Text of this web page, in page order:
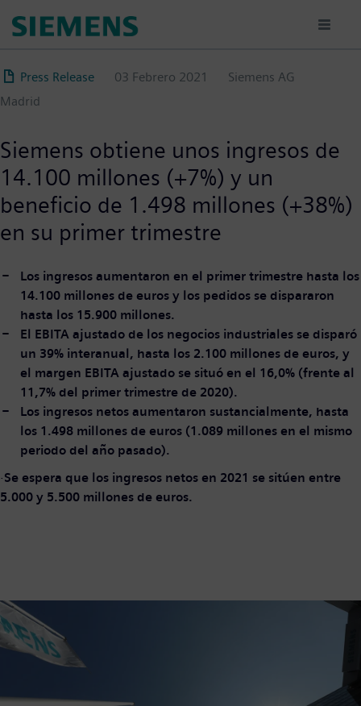
principal
Press Release 03 Febrero 2021
Siemens AG
Madrid
Siemens obtiene unos ingresos de
14.100 millones (+7%) y un
beneficio de 1.498 millones (+38%)
en su primer trimestre
Los ingresos aumentaron en el primer trimestre hasta los
14.100 millones de euros y los pedidos se dispararon
hasta los 15.900 millones.
El EBITA ajustado de los negocios industriales se disparó
un 39% interanual, hasta los 2.100 millones de euros, y
el margen EBITA ajustado se situó en el 16,0% (frente al
11,7% del primer trimestre de 2020).
Los ingresos netos aumentaron sustancialmente, hasta
los 1.498 millones de euros (1.089 millones en el mismo
periodo del año pasado).
·Se espera que los ingresos netos en 2021 se sitúen entre
5.000 y 5.500 millones de euros.